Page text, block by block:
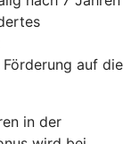
auf die
in der